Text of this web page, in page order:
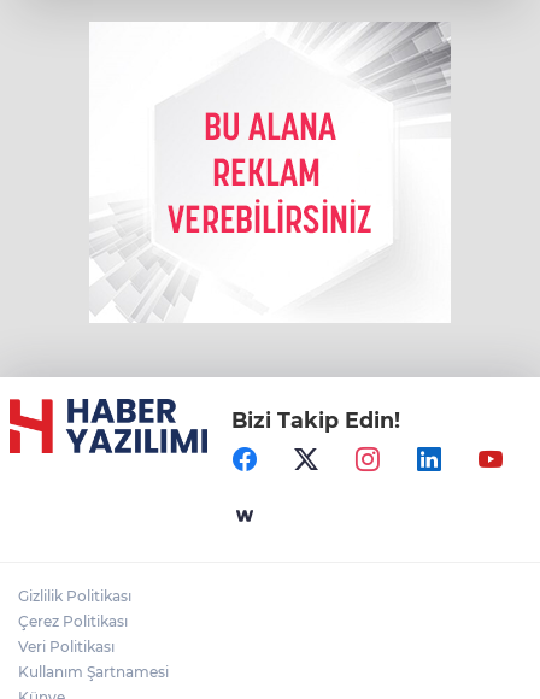
Bizi Takip Edin!
Gizlilik Politikası
Çerez Politikası
Veri Politikası
Kullanım Şartnamesi